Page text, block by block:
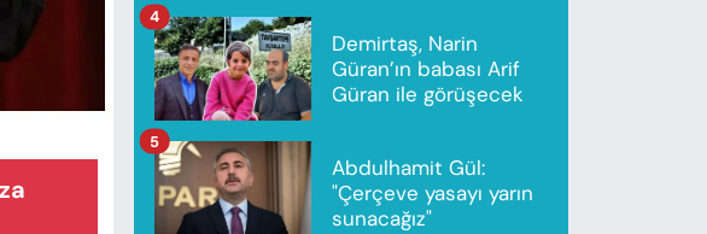
Demirtaş, Narin
Güran’ın babası Arif
Güran ile görüşecek
4
Abdulhamit Gül:
"Çerçeve yasayı yarın
sunacağız"
5